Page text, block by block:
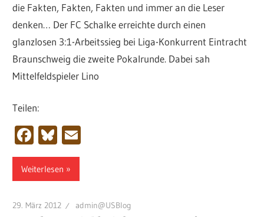
die Fakten, Fakten, Fakten und immer an die Leser
denken… Der FC Schalke erreichte durch einen
glanzlosen 3:1-Arbeitssieg bei Liga-Konkurrent Eintracht
Braunschweig die zweite Pokalrunde. Dabei sah
Mittelfeldspieler Lino
Teilen:
Facebook
Bluesky
Weiterlesen
29. März 2012 admin@USBlog